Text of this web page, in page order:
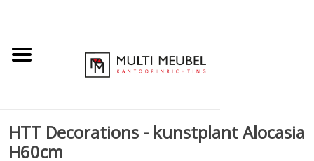
HTT Decorations - kunstplant Alocasia
H60cm